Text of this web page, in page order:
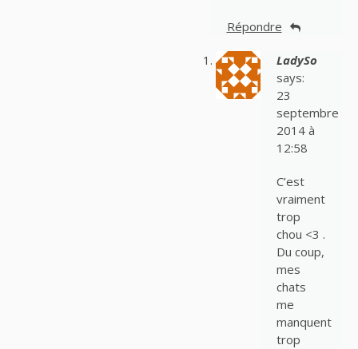
Répondre
LadySo
says:
23
septembre
2014 à
12:58
C’est
vraiment
trop
chou <3 .
Du coup,
mes
chats
me
manquent
trop